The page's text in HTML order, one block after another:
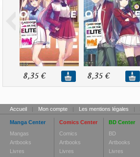
8,35 € 8,35 €
Accueil | Mon compte | Les mentions légales |
Manga Center
Mangas
Artbooks
Livres
Comics Center
Comics
Artbooks
Livres
BD Center
BD
Artbooks
Livres